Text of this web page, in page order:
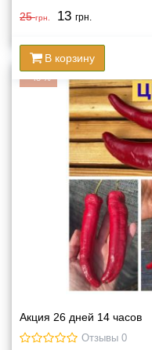
25грн. 13 грн.
В корзину
-48%
Акция 26 дней 14 часов
Отзывы 0